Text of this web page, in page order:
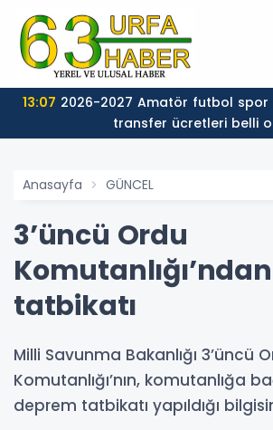
13:07
transfer ücretleri belli
Anasayfa GÜNCEL
3’üncü Ordu
tatbikatı
Milli Savunma Bakanlığı 3’üncü
Komutanlığı’nın, komutanlığa
deprem tatbikatı yapıldığı